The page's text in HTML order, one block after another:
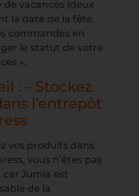
vacances (deux
la date de la fête.
commandes en
le statut de votre
».
: – Stockez
l’entrepôt
vos produits dans
vous n’êtes pas
car Jumia est
de la